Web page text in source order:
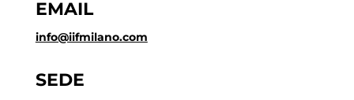
EMAIL
info@iifmilano.com
SEDE